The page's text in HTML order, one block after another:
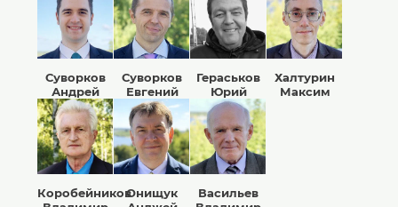
Суворков
Андрей
Суворков
Евгений
Гераськов
Юрий
Халтурин
Максим
КоробейниковОнищук
Васильев